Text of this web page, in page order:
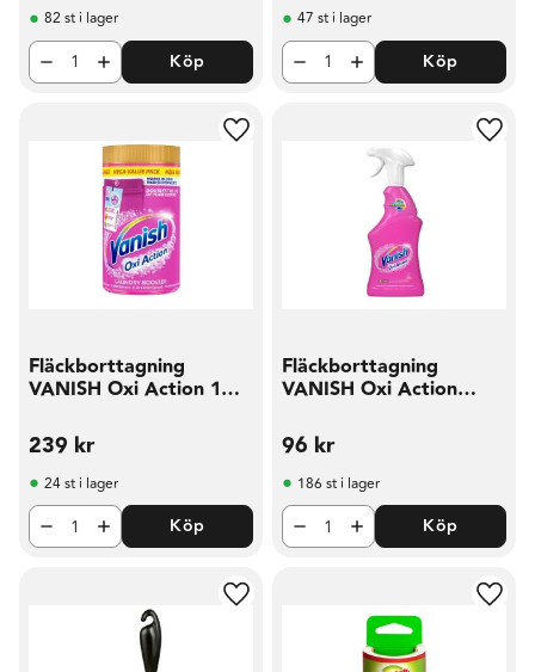
82 st i lager
Köp
47 st i lager
Köp
Fläckborttagning
VANISH Oxi Action 1
239 kr
Lägg till i favoriter
24 st i lager
Köp
Fläckborttagning
VANISH Oxi Action
96 kr
186 st i lager
Köp
Lägg till i favoriter